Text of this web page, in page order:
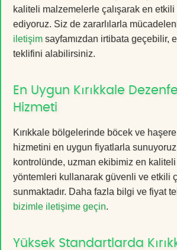
kaliteli malzemelerle çalışarak en etkili
ediyoruz. Siz de zararlılarla
iletişim sayfamızdan irtibata geçebilir,
teklifini alabilirsiniz.
En Uygun Kırıkkale
Hizmeti
Kırıkkale bölgelerinde böcek ve
hizmetini en uygun fiyatlarla
kontrolünde, uzman ekibimiz en
yöntemleri kullanarak güvenli ve etkili
sunmaktadır. Daha fazla bilgi ve fiyat
bizimle iletişime geçin.
Yüksek Standartlarda